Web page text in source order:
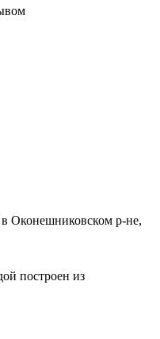
Оконешниковском р-не,
построен из